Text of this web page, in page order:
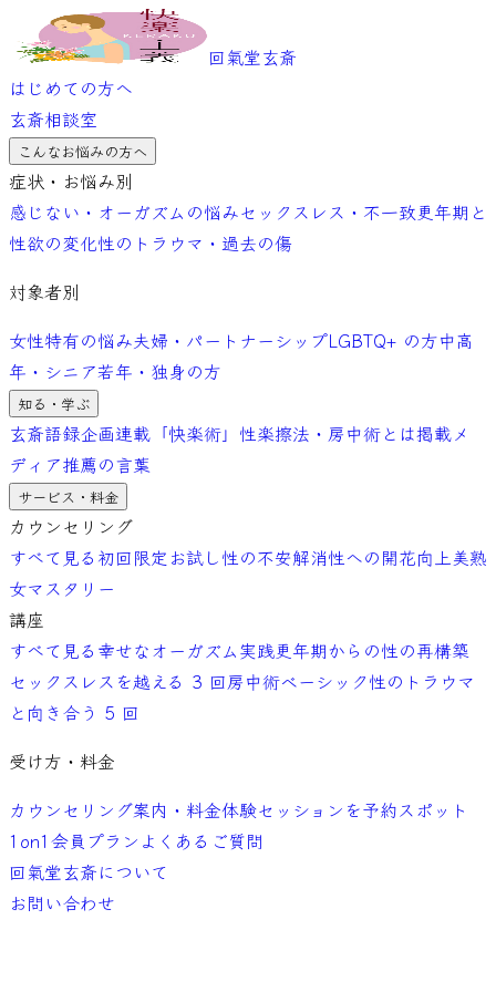
回氣堂玄斎
はじめての方へ
玄斎相談室
こんなお悩みの方へ
症状・お悩み別
感じない・オーガズムの悩みセックスレス・不一致更年期と
性欲の変化性のトラウマ・過去の傷
対象者別
女性特有の悩み夫婦・パートナーシップLGBTQ+ の方中高
年・シニア若年・独身の方
知る・学ぶ
玄斎語録企画連載「快楽術」 性楽擦法・房中術とは掲載メ
ディア推薦の言葉
サービス・料金
カウンセリング
すべて見る 初回限定お試し性の不安解消性への開花向上美熟
女マスタリー
講座
すべて見る 幸せなオーガズム実践更年期からの性の再構築
セックスレスを越える 3 回房中術ベーシック性のトラウマ
と向き合う 5 回
受け方・料金
カウンセリング案内・料金体験セッションを予約スポット
1on1 会員プラン よくあるご質問
回氣堂玄斎について
お問い合わせ